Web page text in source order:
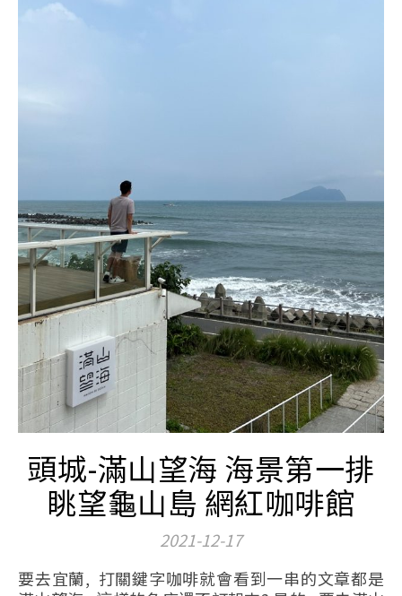
頭城-滿山望海 海景第一排
眺望龜山島 網紅咖啡館
2021-12-17
要去宜蘭, 打關鍵字咖啡就會看到一串的文章都是